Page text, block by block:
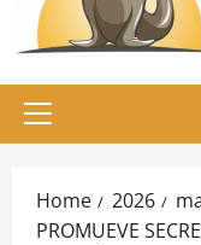
Primary
Home 2026
PROMUEVE